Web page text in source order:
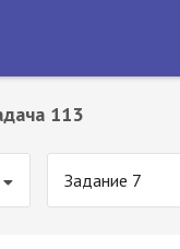
113
Задание 7